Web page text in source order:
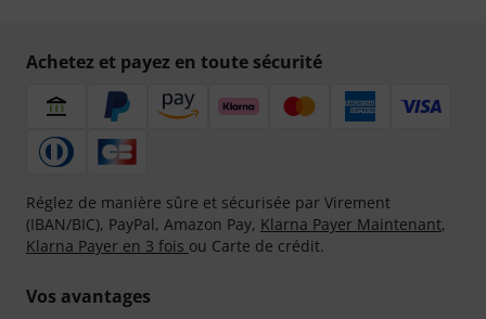
Achetez et payez en toute sécurité
Réglez de manière sûre et sécurisée par Virement
(IBAN/BIC), PayPal, Amazon Pay, Klarna Payer Maintenant,
Klarna Payer en 3 fois ou Carte de crédit.
Vos avantages